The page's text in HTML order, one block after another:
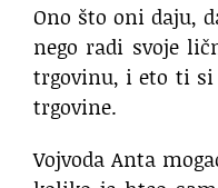
Ono što oni daju,
nego radi svoje
trgovinu, i eto ti si
trgovine.
Vojvoda Anta